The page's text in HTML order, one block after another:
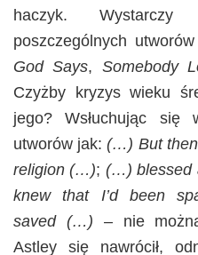
haczyk.
poszczególnych
God Says, Somebody
Czyżby kryzys wieku
jego? Wsłuchując się
utworów jak:(…) But
religion (…); (…)
knew that I’d been
saved (…) – nie
Astley się nawrócił,